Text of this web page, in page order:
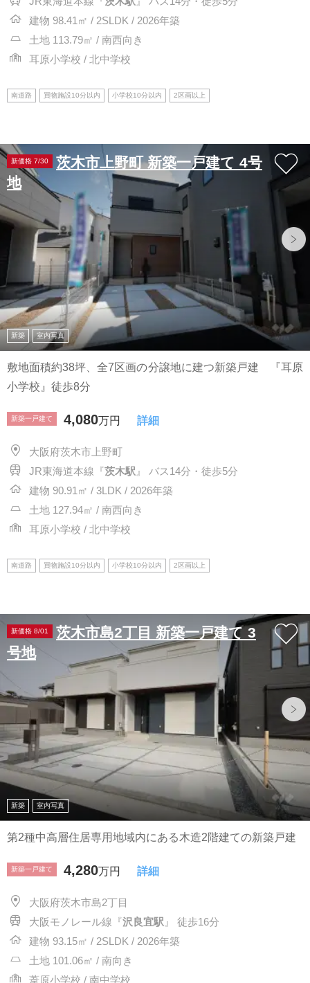
建物 98.41㎡ / 2SLDK / 2026年築
土地 113.79㎡ / 南西向き
耳原小学校 / 北中学校
南道路 買物施設10分以内 小学校10分以内 2区画以上
新価格 7/30
茨木市上野町 新築一戸建て 4号
地
新築 室内写真
敷地面積約38坪、全7区画の分譲地に建つ新築戸建 『耳原
小学校』徒歩8分
新築一戸建て 4,080万円 詳細
大阪府茨木市上野町
JR東海道本線『茨木駅 』 バス14分・徒歩5分
建物 90.91㎡ / 3LDK / 2026年築
土地 127.94㎡ / 南西向き
耳原小学校 / 北中学校
南道路 買物施設10分以内 小学校10分以内 2区画以上
新価格 8/01
茨木市島2丁目 新築一戸建て 3
号地
新築 室内写真
第2種中高層住居専用地域内にある木造2階建ての新築戸建
新築一戸建て 4,280万円 詳細
大阪府茨木市島2丁目
大阪モノレール線『沢良宜駅 』 徒歩16分
建物 93.15㎡ / 2SLDK / 2026年築
土地 101.06㎡ / 南向き
葦原小学校 / 南中学校